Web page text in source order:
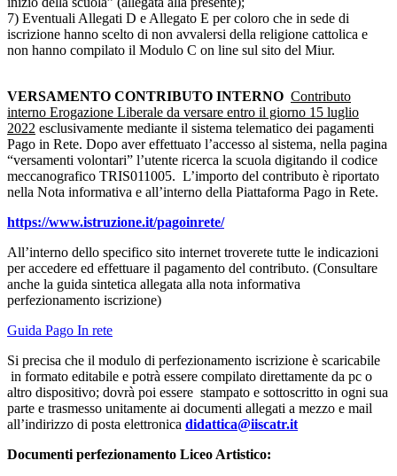
7) Eventuali Allegati D e Allegato E per coloro che in sede di
iscrizione hanno scelto di non avvalersi della religione cattolica e
non hanno compilato il Modulo C on line sul sito del Miur.
VERSAMENTO CONTRIBUTO INTERNO Contributo
interno Erogazione Liberale da versare entro il giorno 15 luglio
2022 esclusivamente mediante il sistema telematico dei pagamenti
Pago in Rete. Dopo aver effettuato l’accesso al sistema, nella pagina
“versamenti volontari” l’utente ricerca la scuola digitando il codice
meccanografico TRIS011005. L’importo del contributo è riportato
nella Nota informativa e all’interno della Piattaforma Pago in Rete.
https://www.istruzione.it/pagoinrete/
All’interno dello specifico sito internet troverete tutte le indicazioni
per accedere ed effettuare il pagamento del contributo. (Consultare
anche la guida sintetica allegata alla nota informativa
perfezionamento iscrizione)
Guida Pago In rete
Si precisa che il modulo di perfezionamento iscrizione è scaricabile
in formato editabile e potrà essere compilato direttamente da pc o
altro dispositivo; dovrà poi essere stampato e sottoscritto in ogni sua
parte e trasmesso unitamente ai documenti allegati a mezzo e mail
all’indirizzo di posta elettronica didattica@iiscatr.it
Documenti perfezionamento Liceo Artistico: